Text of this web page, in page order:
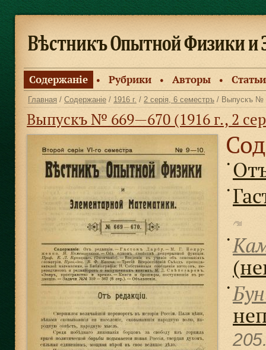
Содержанiе ● Рубрики ● Авторы ● Статьи
Главная / Содержанiе / 1916 г. / 2 серiя, 6 семестръ / Выпускъ №
Выпускъ № 669—670 (1916 г., 2
●
●
●
●